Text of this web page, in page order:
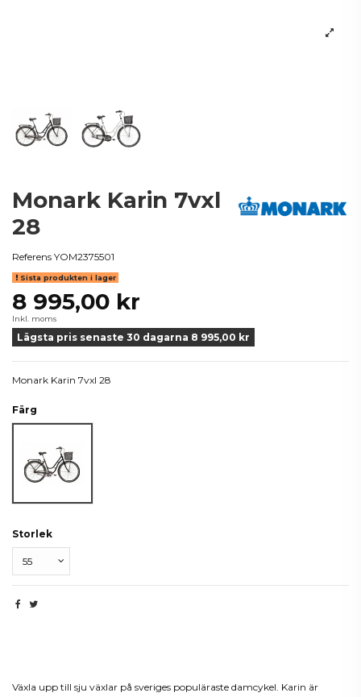
Monark Karin 7vxl
28
Referens YOM2375501
Sista produkten i lager
8 995,00 kr
Inkl. moms
Lägsta pris senaste 30 dagarna 8 995,00 kr
Monark Karin 7vxl 28
Färg
Storlek
Växla upp till sju växlar på sveriges populäraste damcykel. Karin är